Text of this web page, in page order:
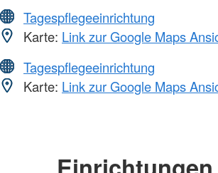
Tagespflegeeinrichtung
Karte: Link zur Google Maps
Tagespflegeeinrichtung
Karte: Link zur Google Maps